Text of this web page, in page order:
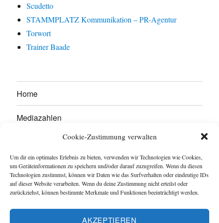
Cookie-Zustimmung verwalten
Um dir ein optimales Erlebnis zu bieten, verwenden wir Technologien wie Cookies,
um Geräteinformationen zu speichern und/oder darauf zuzugreifen. Wenn du diesen
Technologien zustimmst, können wir Daten wie das Surfverhalten oder eindeutige IDs
auf dieser Website verarbeiten. Wenn du deine Zustimmung nicht erteilst oder
zurückziehst, können bestimmte Merkmale und Funktionen beeinträchtigt werden.
AKZEPTIEREN
Scudetto
STAMMPLATZ Kommunikation – PR-Agentur
Torwort
Trainer Baade
Home
Mediazahlen
Werben Sie hier!
Kontakt
Impressum